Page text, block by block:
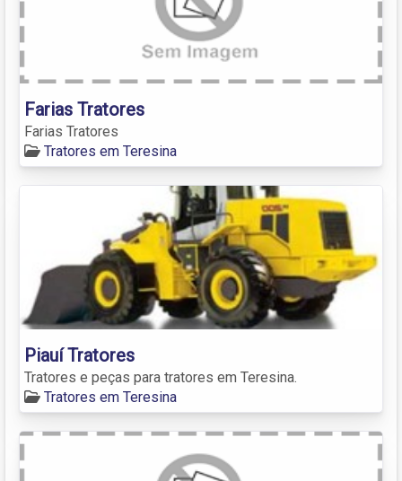
Farias Tratores
Farias Tratores
Tratores em Teresina
Piauí Tratores
Tratores e peças para tratores em Teresina.
Tratores em Teresina